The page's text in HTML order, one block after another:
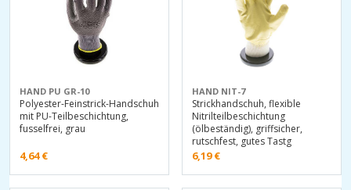
HAND PU GR-10
Polyester-Feinstrick-Handschuh
mit PU-Teilbeschichtung,
fusselfrei, grau
4,64€
HAND NIT-7
Strickhandschuh, flexible
Nitrilteilbeschichtung
(ölbeständig), griffsicher,
rutschfest, gutes Tastg
6,19€